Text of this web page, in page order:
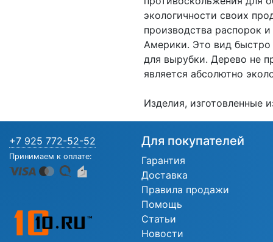
экологичности своих
производства распорок
Америки. Это вид быстро
для вырубки. Дерево не
является абсолютно
Изделия, изготовленные
+7 925 772-52-52
Принимаем к оплате:
Для покупателей
Гарантия
Доставка
Правила продажи
Помощь
Статьи
Новости